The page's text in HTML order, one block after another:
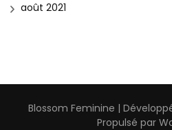
août 2021
Blossom Feminine |
Propulsé par